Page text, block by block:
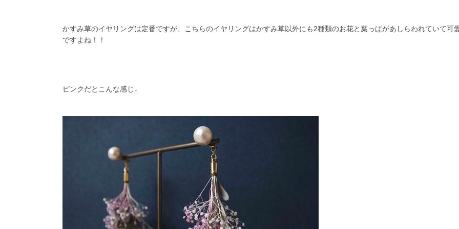
かすみ草のイヤリングは定番ですが、こちらのイヤリングはかすみ草以外にも2種類のお花と葉っぱがあしらわれていて可
ですよね！！
ピンクだとこんな感じ↓